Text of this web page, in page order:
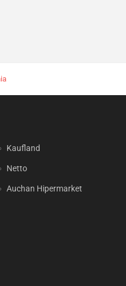
Kaufland
Netto
Auchan Hipermarket